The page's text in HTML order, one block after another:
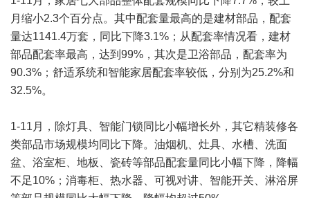
月缩小2.3个百分点。其中配套量最高的是建材部品，配套
量达1141.4万套，同比下降3.1%；从配套率情况看，建材
部品配套率最高，达到99%，其次是卫浴部品，配套率为
90.3%；舒适系统和智能家居配套率较低，分别为25.2%和
32.5%。
1-11月，除灯具、智能门锁同比小幅增长外，其它精装修各
类部品市场规模均同比下降。油烟机、灶具、水槽、洗面
盆、浴室柜、地板、 瓷砖等部品配套量同比小幅下降，降幅
不足10%；消毒柜、热水器、可视对讲、智能开关、淋浴屏